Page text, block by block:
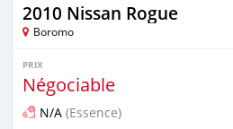
2010 Nissan Rogue
Boromo
PRIX
Négociable
N/A (Essence)